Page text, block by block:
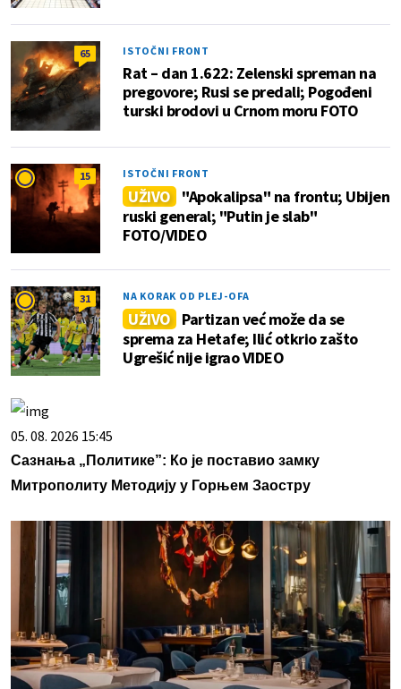
65 ISTOČNI FRONT
Rat – dan 1.622: Zelenski spreman na
pregovore; Rusi se predali; Pogođeni
turski brodovi u Crnom moru FOTO
15 ISTOČNI FRONT
UŽIVO "Apokalipsa" na frontu; Ubijen
ruski general; "Putin je slab"
FOTO/VIDEO
31 NA KORAK OD PLEJ-OFA
UŽIVO Partizan već može da se
sprema za Hetafe; Ilić otkrio zašto
Ugrešić nije igrao VIDEO
05. 08. 2026 15:45
Сазнања „Политике”: Ко је поставио замку
Митрополиту Методију у Горњем Заостру